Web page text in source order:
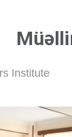
Institute